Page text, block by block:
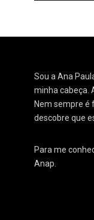
Sou a Ana
minha cabeça.
Nem sempre é
descobre que
Para me
Anap.